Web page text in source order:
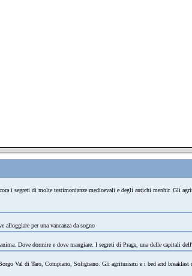
i segreti di molte testimonianze medioevali e degli antichi menhir. Gli
alloggiare per una vancanza da sogno
Dove dormire e dove mangiare. I segreti di Praga, una delle capitali
Val di Taro, Compiano, Solignano. Gli agriturismi e i bed and